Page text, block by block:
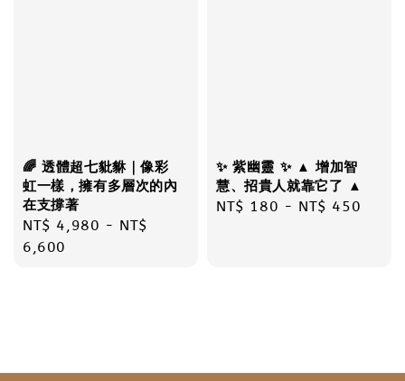
🌈 透體超七豼貅｜像彩
虹一樣，擁有多層次的內
在支撐著
Regular
price
NT$ 4,980 - NT$
6,600
✨ 紫幽靈 ✨ ▲ 增加智
慧、招貴人就靠它了 ▲
Regular
NT$ 180 - NT$ 450